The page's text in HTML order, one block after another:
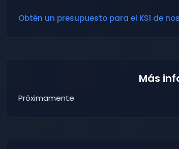
Obtén un presupuesto para el KS1 de
Más
Próximamente